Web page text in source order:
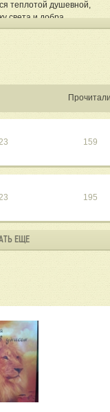
теплотой душевной,
света и добра.
стихи не ежедневно,
много
Но я не останавливаюсь
пейзажная лирика,
новыми творениями!
books/
в соавторстве с
Величие Советского
поющих о любви. Том 2
и прозаиков
books/
изданиях.
Прочитали
159
195
ЕЩЕ